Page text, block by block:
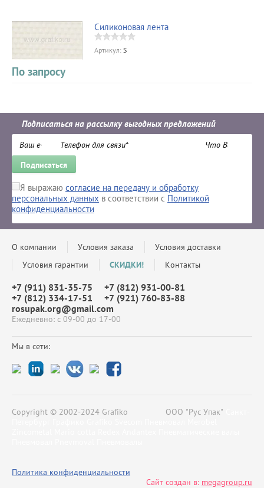
Силиконовая лента
Артикул: S
По запросу
Подписаться на рассылку выгодных предложений
Я выражаю согласие на передачу и обработку
персональных данных в соответствии с Политикой
конфиденциальности
Подписаться
О компании Условия заказа
Условия доставки
Условия гарантии
СКИДКИ! Контакты
+7 (911) 831-35-75
+7 (812) 931-00-81
+7 (812) 334-17-51
+7 (921) 760-83-88
rosupak.org@gmail.com
Ежедневно: с 09-00 до 17-00
Мы в сети:
Copyright © 2002-2024 Grafiko ООО "Рус Упак"
Политика конфиденциальности
Сайт создан в: megagroup.ru